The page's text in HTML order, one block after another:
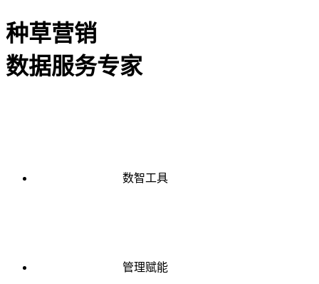
种草营销
数据服务专家
数智工具
管理赋能